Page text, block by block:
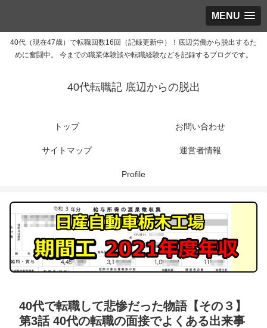
MENU
40代（現在47歳）で転職回数16回（記録更新中）！底辺労働から脱出するた
めに奮闘中。 今までの職業体験談や転職経験などを記録するブログです。
40代転職記 底辺からの脱出
トップ お問い合わせ
サイトマップ 運営者情報
Profile
40代で転職して悲惨だった物語【その３】
第3話 40代の転職の面接でよくある出来事